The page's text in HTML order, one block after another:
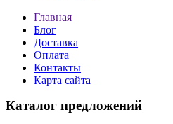
Главная
Блог
Доставка
Оплата
Контакты
Карта сайта
Каталог предложений